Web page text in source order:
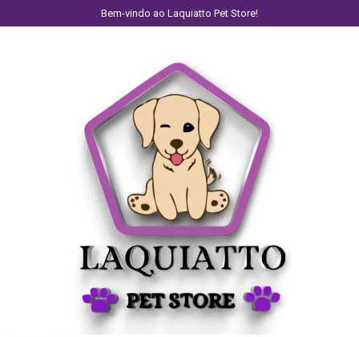
Bem-vindo ao Laquiatto Pet Store!